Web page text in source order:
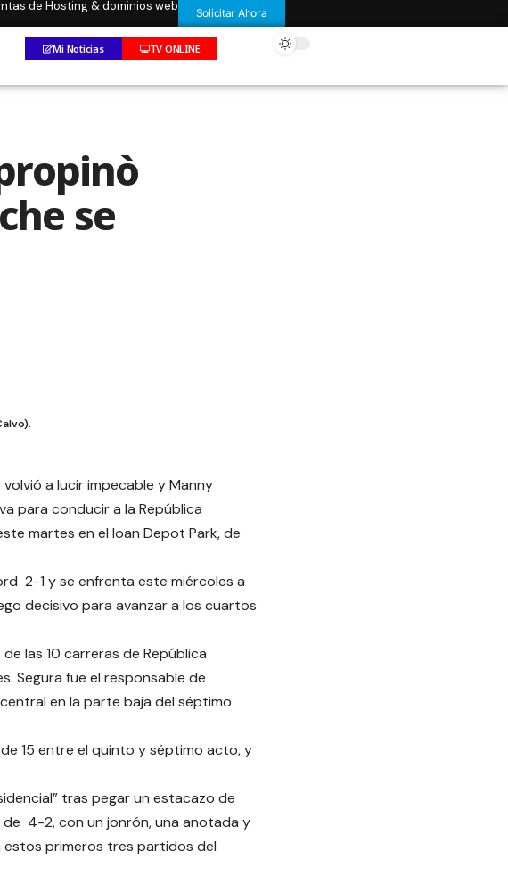
de Hosting & dominios web Solicitar Ahora
Mi Noticias TV ONLINE
se
a lucir impecable y Manny
para conducir a la República
martes en el loan Depot Park, de
2-1 y se enfrenta este miércoles a
decisivo para avanzar a los cuartos
las 10 carreras de República
Segura fue el responsable de
en la parte baja del séptimo
15 entre el quinto y séptimo acto, y
tras pegar un estacazo de
de 4-2, con un jonrón, una anotada y
estos primeros tres partidos del